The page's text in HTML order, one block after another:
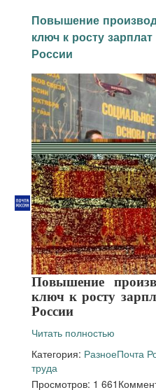
Повышение
ключ к росту
России
Повышение
ключ к росту
России
Читать полностью
Категория: РазноеПочта
труда
Просмотров: 1 661